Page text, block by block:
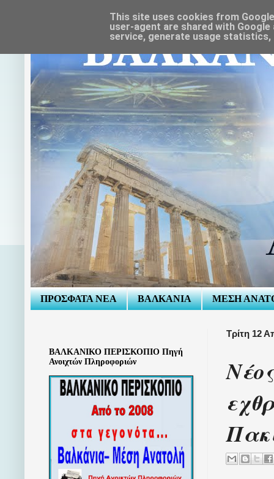
ΠΡΟΣΦΑΤΑ ΝΕΑ ΒΑΛΚΑΝΙΑ ΜΕΣΗ
Τρίτη 12
ΒΑΛΚΑΝΙΚΟ ΠΕΡΙΣΚΟΠΙΟ Πηγή
Ανοιχτών Πληροφοριών
This site uses cookies from
user-agent are shared with
service, generate usage statistics,